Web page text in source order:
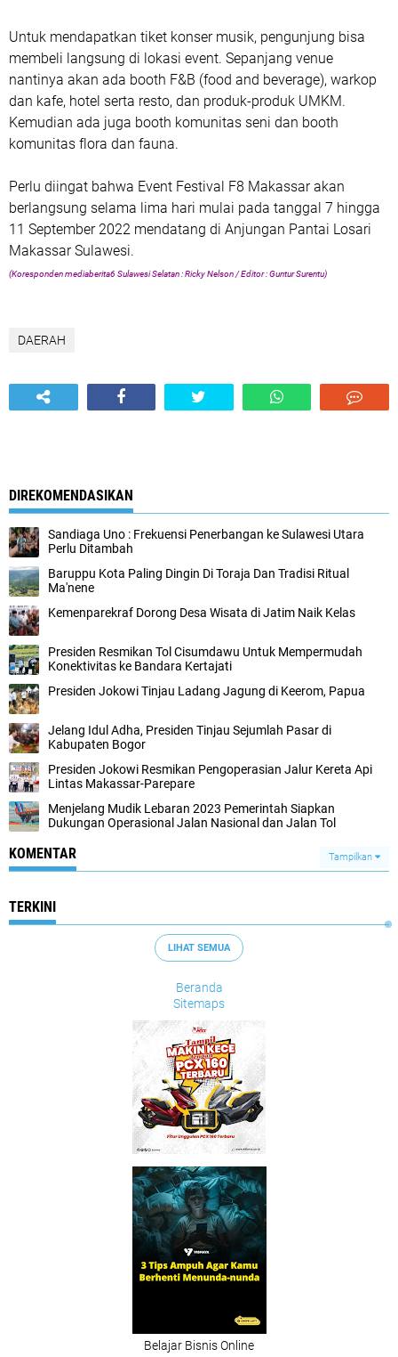
Untuk mendapatkan tiket konser musik, pengunjung bisa
membeli langsung di lokasi event. Sepanjang venue
nantinya akan ada booth F&B (food and beverage), warkop
dan kafe, hotel serta resto, dan produk-produk UMKM.
Kemudian ada juga booth komunitas seni dan booth
komunitas flora dan fauna.
Perlu diingat bahwa Event Festival F8 Makassar akan
berlangsung selama lima hari mulai pada tanggal 7 hingga
11 September 2022 mendatang di Anjungan Pantai Losari
Makassar Sulawesi.
(Koresponden mediaberita6 Sulawesi Selatan : Ricky Nelson / Editor : Guntur Surentu)
DAERAH
DIREKOMENDASIKAN
Sandiaga Uno : Frekuensi Penerbangan ke Sulawesi Utara
Perlu Ditambah
Baruppu Kota Paling Dingin Di Toraja Dan Tradisi Ritual
Ma'nene
Kemenparekraf Dorong Desa Wisata di Jatim Naik Kelas
Presiden Resmikan Tol Cisumdawu Untuk Mempermudah
Konektivitas ke Bandara Kertajati
Presiden Jokowi Tinjau Ladang Jagung di Keerom, Papua
Jelang Idul Adha, Presiden Tinjau Sejumlah Pasar di
Kabupaten Bogor
Presiden Jokowi Resmikan Pengoperasian Jalur Kereta Api
Lintas Makassar-Parepare
Menjelang Mudik Lebaran 2023 Pemerintah Siapkan
Dukungan Operasional Jalan Nasional dan Jalan Tol
KOMENTAR Tampilkan
TERKINI
LIHAT SEMUA
Beranda
Sitemaps
Belajar Bisnis Online